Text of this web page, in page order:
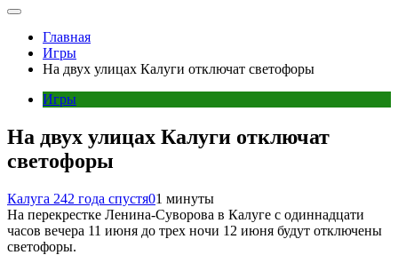
Главная
Игры
На двух улицах Калуги отключат светофоры
Игры
На двух улицах Калуги отключат
светофоры
Калуга 242 года спустя01 минуты
На перекрестке Ленина-Суворова в Калуге с одиннадцати
часов вечера 11 июня до трех ночи 12 июня будут отключены
светофоры.